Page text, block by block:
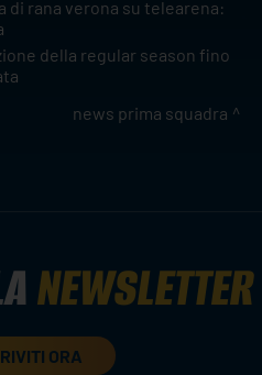
di rana verona su telearena:
della regular season fino
news prima squadra
NEWSLETTER
ORA